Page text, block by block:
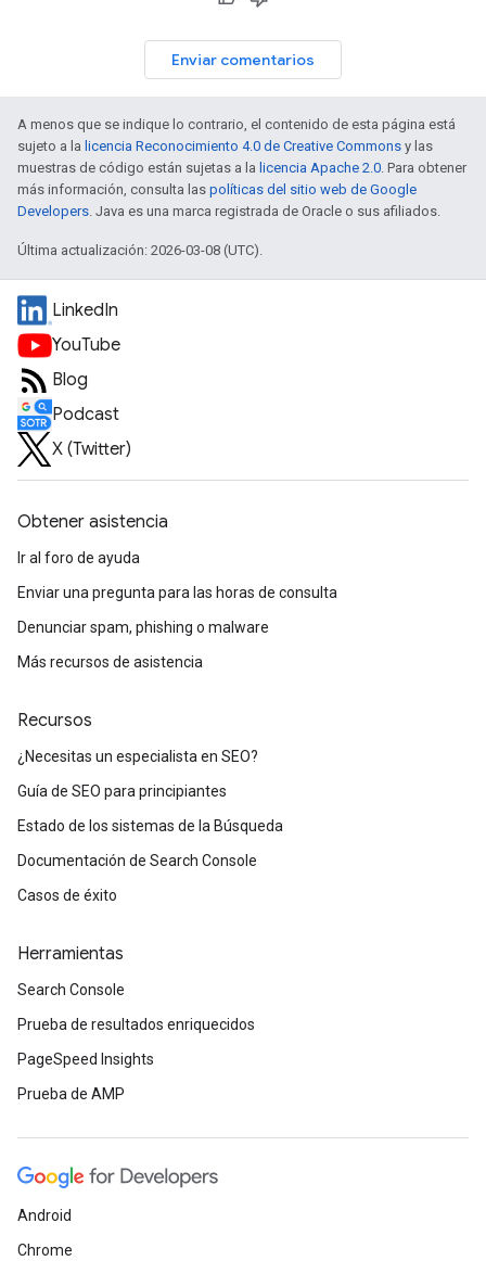
Enviar comentarios
A menos que se indique lo contrario, el contenido de esta página está
sujeto a la licencia Reconocimiento 4.0 de Creative Commons y las
muestras de código están sujetas a la licencia Apache 2.0. Para obtener
más información, consulta las políticas del sitio web de Google
Developers. Java es una marca registrada de Oracle o sus afiliados.
Última actualización: 2026-03-08 (UTC).
LinkedIn
YouTube
Blog
Podcast
X (Twitter)
Obtener asistencia
Ir al foro de ayuda
Enviar una pregunta para las horas de consulta
Denunciar spam, phishing o malware
Más recursos de asistencia
Recursos
¿Necesitas un especialista en SEO?
Guía de SEO para principiantes
Estado de los sistemas de la Búsqueda
Documentación de Search Console
Casos de éxito
Herramientas
Search Console
Prueba de resultados enriquecidos
PageSpeed Insights
Prueba de AMP
Android
Chrome